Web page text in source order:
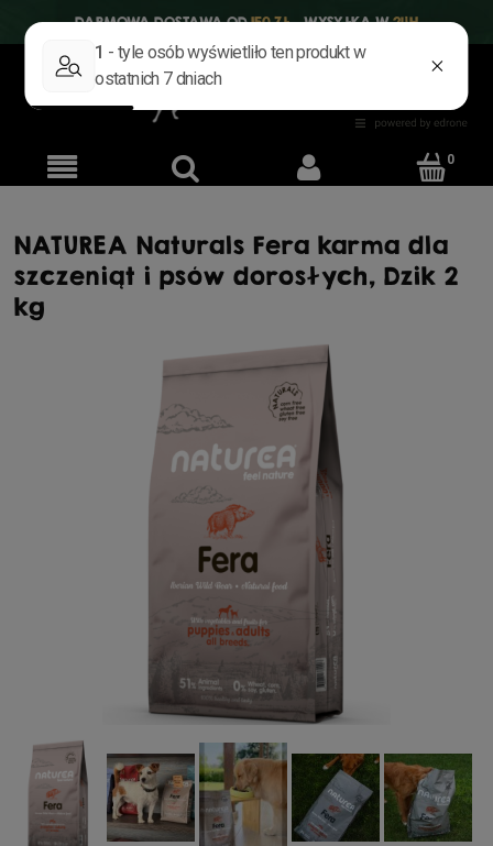
DARMOWA DOSTAWA OD150 ZŁ WYSYŁKA W24H
NATUREA Naturals Fera karma dla
szczeniąt i psów dorosłych, Dzik 2
kg